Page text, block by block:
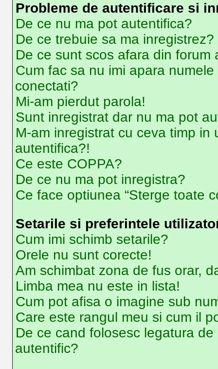
Probleme de autentificare si
De ce nu ma pot autentifica?
De ce trebuie sa ma inregistrez?
De ce sunt scos afara din forum
Cum fac sa nu imi apara
conectati?
Mi-am pierdut parola!
Sunt inregistrat dar nu ma pot
M-am inregistrat cu ceva timp
autentifica?!
Ce este COPPA?
De ce nu ma pot inregistra?
Ce face optiunea “Sterge toate
Setarile si preferintele
Cum imi schimb setarile?
Orele nu sunt corecte!
Am schimbat zona de fus orar,
Limba mea nu este in lista!
Cum pot afisa o imagine sub
Care este rangul meu si cum il
De ce cand folosesc legatura
autentific?